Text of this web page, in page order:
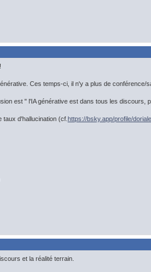
Ces temps-ci, il n'y a plus de conférence/
est " l'IA générative est dans tous les discours,
d'hallucination (cf. https://bsky.app/profile/
et la réalité terrain.